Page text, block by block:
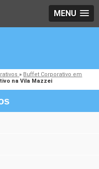
MENU
» Buffet Corporativo em
na Vila Mazzei